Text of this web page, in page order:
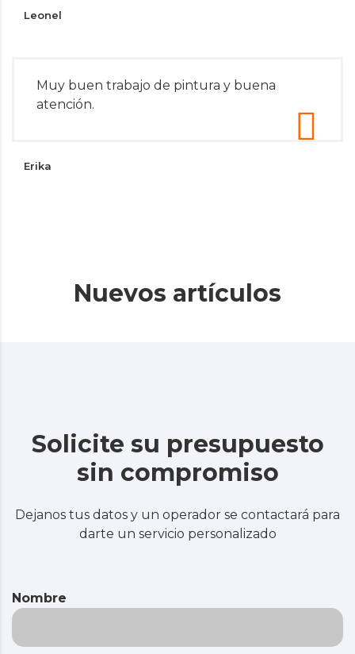
Leonel
Muy buen trabajo de pintura y buena
atención.
Erika
Nuevos artículos
Solicite su presupuesto
sin compromiso
Dejanos tus datos y un operador se contactará para
darte un servicio personalizado
Nombre